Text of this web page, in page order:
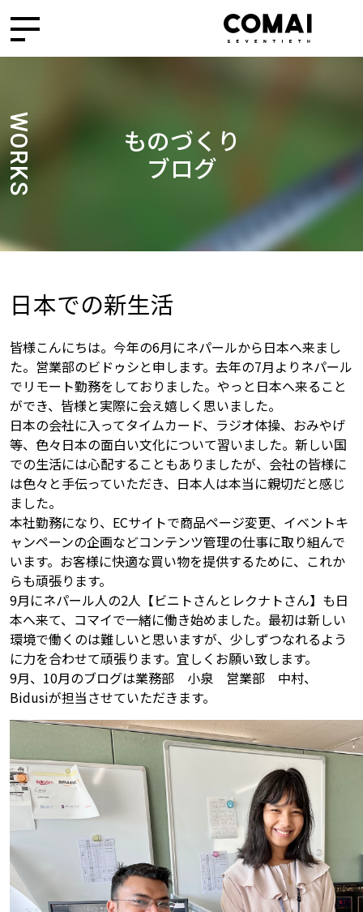
WORKS
ものづくり
ブログ
日本での新生活
皆様こんにちは。今年の6月にネパールから日本へ来まし
た。営業部のビドゥシと申します。去年の7月よりネパール
でリモート勤務をしておりました。やっと日本へ来ること
ができ、皆様と実際に会え嬉しく思いました。
日本の会社に入ってタイムカード、ラジオ体操、おみやげ
等、色々日本の面白い文化について習いました。新しい国
での生活には心配することもありましたが、会社の皆様に
は色々と手伝っていただき、日本人は本当に親切だと感じ
ました。
本社勤務になり、ECサイトで商品ページ変更、イベントキ
ャンペーンの企画などコンテンツ管理の仕事に取り組んで
います。お客様に快適な買い物を提供するために、これか
らも頑張ります。
9月にネパール人の2人【ビニトさんとレクナトさん】も日
本へ来て、コマイで一緒に働き始めました。最初は新しい
環境で働くのは難しいと思いますが、少しずつなれるよう
に力を合わせて頑張ります。宜しくお願い致します。
9月、10月のブログは業務部 小泉 営業部 中村、
Bidusiが担当させていただきます。